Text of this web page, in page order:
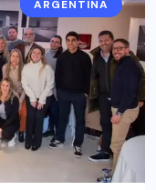
ARGENTINA